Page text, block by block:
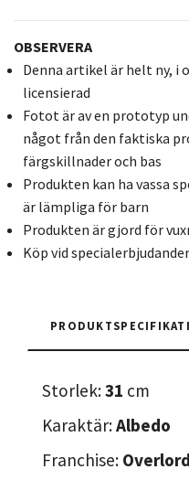
OBSERVERA
Denna artikel är helt ny, i
licensierad
Fotot är av en prototyp
något från den faktiska
färgskillnader och bas
Produkten kan ha vassa
är lämpliga för barn
Produkten är gjord för
Köp vid
Storlek:31 cm
Karaktär:Albedo
Franchise: Overlord